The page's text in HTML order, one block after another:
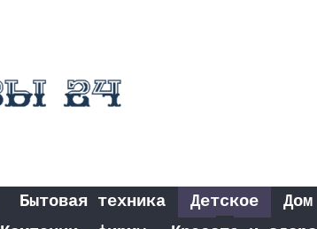
Бытовая техника Детское